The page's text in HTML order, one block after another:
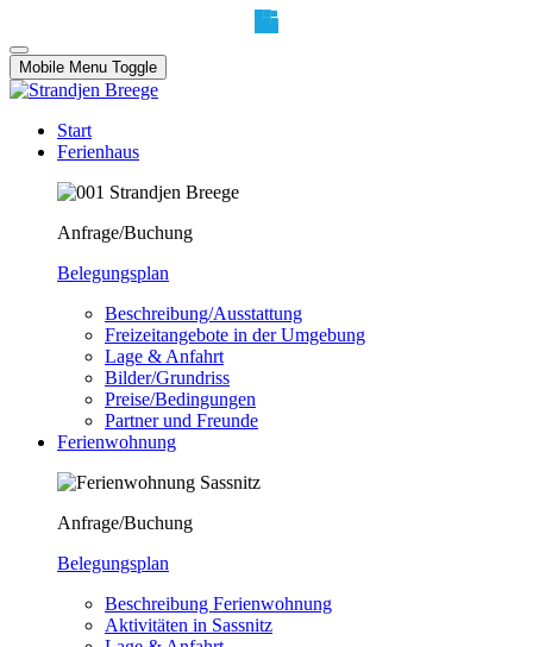
Mobile Menu Toggle
Start
Ferienhaus
Anfrage/Buchung
Belegungsplan
Beschreibung/Ausstattung
Freizeitangebote in der Umgebung
Lage & Anfahrt
Bilder/Grundriss
Preise/Bedingungen
Partner und Freunde
Ferienwohnung
Anfrage/Buchung
Belegungsplan
Beschreibung Ferienwohnung
Aktivitäten in Sassnitz